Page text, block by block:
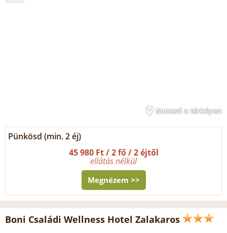
Mutasd a térképen
Pünkösd (min. 2 éj)
45 980 Ft / 2 fő / 2 éjtől
ellátás nélkül
Megnézem >>
Boni Családi Wellness Hotel Zalakaros